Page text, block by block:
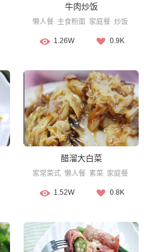
牛肉炒饭
懒人餐 主食粉面 家庭餐 炒饭
1.26W 0.9K
醋溜大白菜
家常菜式 懒人餐 素菜 家庭餐
1.52W 0.8K